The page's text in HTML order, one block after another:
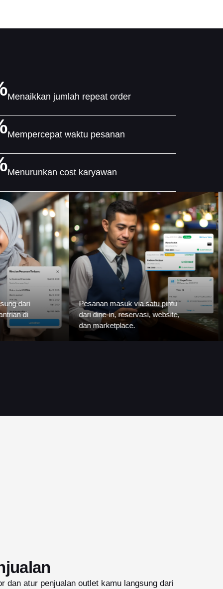
Menaikkan jumlah repeat order
Mempercepat waktu pesanan
Menurunkan cost karyawan
Pesanan masuk via satu pintu
dari dine-in, reservasi, website,
dan marketplace.
Bisa pilih
pakai kurir
pengiriman
dan atur penjualan outlet kamu langsung dari